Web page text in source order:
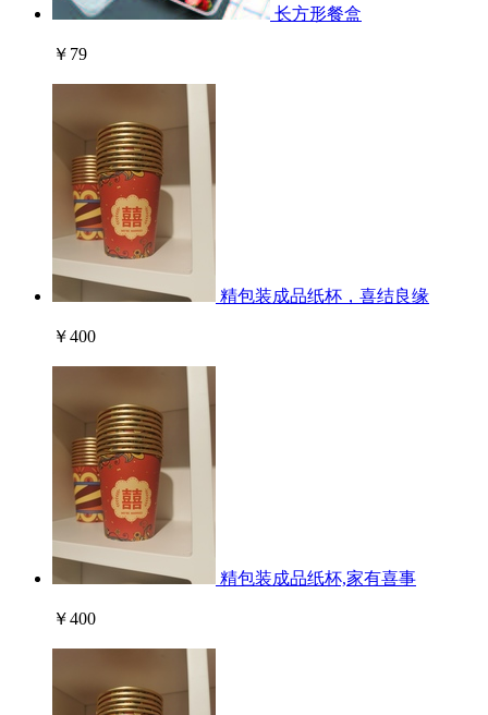
长方形餐盒
￥79
精包装成品纸杯，喜结良缘
￥400
精包装成品纸杯,家有喜事
￥400